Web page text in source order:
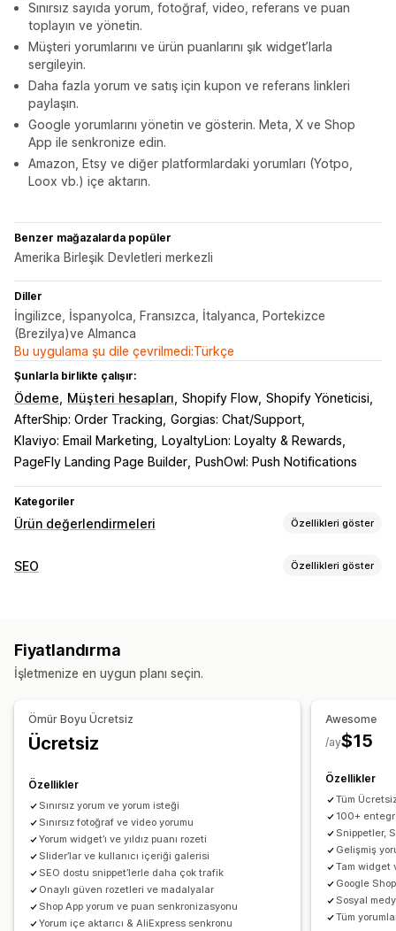
Sınırsız sayıda yorum, fotoğraf, video, referans ve puan
toplayın ve yönetin.
Müşteri yorumlarını ve ürün puanlarını şık widget’larla
sergileyin.
Daha fazla yorum ve satış için kupon ve referans linkleri
paylaşın.
Google yorumlarını yönetin ve gösterin. Meta, X ve Shop
App ile senkronize edin.
Amazon, Etsy ve diğer platformlardaki yorumları (Yotpo,
Loox vb.) içe aktarın.
Benzer mağazalarda popüler
Amerika Birleşik Devletleri merkezli
Diller
İngilizce, İspanyolca, Fransızca, İtalyanca, Portekizce
(Brezilya)ve Almanca
Bu uygulama şu dile çevrilmedi:Türkçe
Şunlarla birlikte çalışır:
Ödeme Müşteri hesapları Shopify Flow Shopify Yöneticisi
AfterShip: Order Tracking Gorgias: Chat/Support
Klaviyo: Email Marketing
LoyaltyLion: Loyalty & Rewards
PageFly Landing Page Builder
PushOwl: Push Notifications
Kategoriler
Ürün değerlendirmeleri Özellikleri göster
Görüntüleme seçenekleri
Sekmeler veya kenar çubukları
Tüm değerlendirmeler sayfası
Ürün gruplandırma
E-posta talepleri
Sosyal medya UGC Formlar
Promosyonlar Yönlendirmeler
Değerlendirme geçişi
Değerlendirme dağıtımı
Otomasyonlar Özel talepler
SEO Özellikleri göster
Meta veri optimizasyonu
Raporlama
Analizler
Fiyatlandırma
İşletmenize en uygun planı seçin.
Ömür Boyu Ücretsiz
Ücretsiz
Özellikler
Sınırsız yorum ve yorum isteği
Sınırsız fotoğraf ve video yorumu
Yorum widget’ı ve yıldız puanı rozeti
Slider’lar ve kullanıcı içeriği galerisi
SEO dostu snippet’lerle daha çok trafik
Onaylı güven rozetleri ve madalyalar
Shop App yorum ve puan senkronizasyonu
Yorum içe aktarıcı & AliExpress senkronu
Awesome
$15
/ay
Özellikler
Tüm
100+
Snippetler,
Gelişmiş
Tam widget
Google
Sosyal
Tüm